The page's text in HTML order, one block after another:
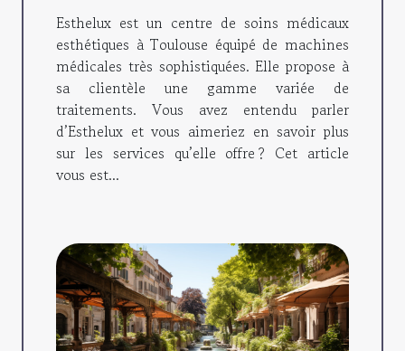
Esthelux est un centre de soins médicaux
esthétiques à Toulouse équipé de machines
médicales très sophistiquées. Elle propose à
sa clientèle une gamme variée de
traitements. Vous avez entendu parler
d’Esthelux et vous aimeriez en savoir plus
sur les services qu’elle offre ? Cet article
vous est...